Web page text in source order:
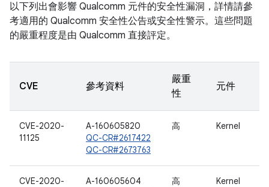
以下列出會影響 Qualcomm 元件的安全性漏洞，詳情請參
考適用的 Qualcomm 安全性公告或安全性警示。這些問題
的嚴重程度是由 Qualcomm 直接評定。
CVE 參考資料
嚴重
性
元件
CVE-2020-
11125
A-160605820
QC-CR#2617422
QC-CR#2673763
高 Kernel
CVE-2020-
A-160605604
高 Kernel